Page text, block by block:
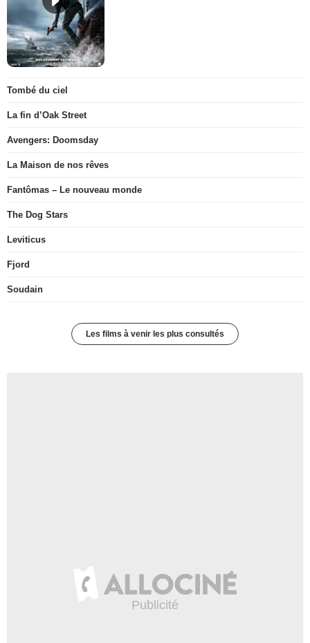
Tombé du ciel
La fin d’Oak Street
Avengers: Doomsday
La Maison de nos rêves
Fantômas – Le nouveau monde
The Dog Stars
Leviticus
Fjord
Soudain
Les films à venir les plus consultés